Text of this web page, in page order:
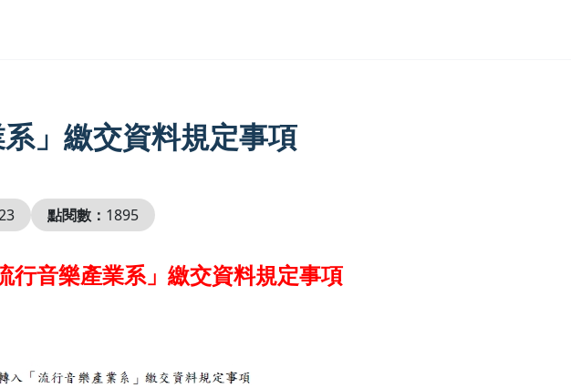
」繳交資料規定事項
點閱數： 1895
行音樂產業系」繳交資料規定事項